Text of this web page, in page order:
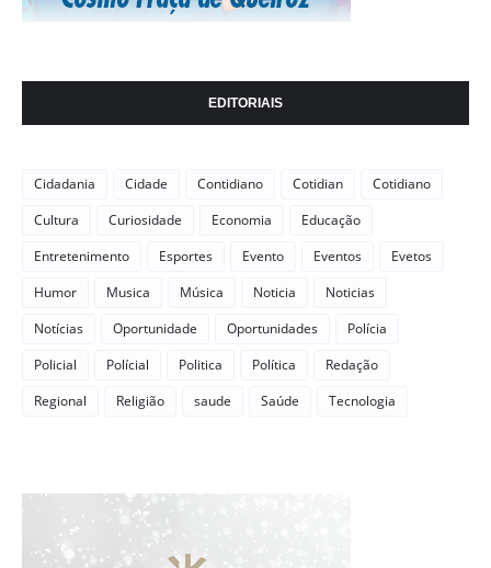
EDITORIAIS
Cidadania Cidade Contidiano Cotidian
Cotidiano
Cultura
Curiosidade Economia
Educação
Entretenimento
Esportes Evento Eventos
Evetos
Humor
Musica Música Noticia
Noticias
Notícias
Oportunidade Oportunidades
Polícia
Policial
Polícial Politica Política
Redação
Regional
Religião saude Saúde Tecnologia